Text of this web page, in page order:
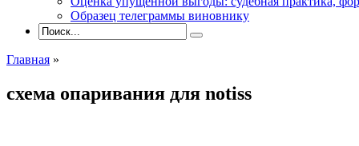
Образец телеграммы виновнику
Главная »
схема опаривания для notiss